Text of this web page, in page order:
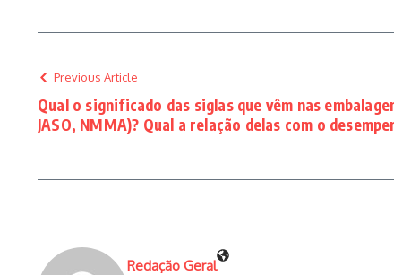
Previous Article
Qual o significado das siglas que vêm nas
JASO, NMMA)? Qual a relação delas com o
Redação Geral